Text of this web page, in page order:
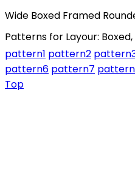
Wide Boxed Framed
Patterns for Layour:
pattern1 pattern2
pattern6 pattern7
Top